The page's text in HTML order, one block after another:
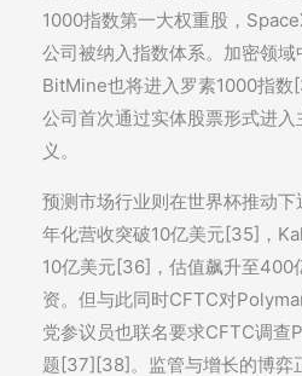
1000指数第一大权重股，
公司被纳入指数体系。加密领
BitMine也将进入罗素1000指
公司首次通过实体股票形式进
义。
预测市场行业则在世界杯推动
年化营收突破10亿美元[35]，
10亿美元[36]，估值飙升至400
资。但与此同时CFTC对
党参议员也联名要求CFTC调
题[37][38]。监管与增长的博弈